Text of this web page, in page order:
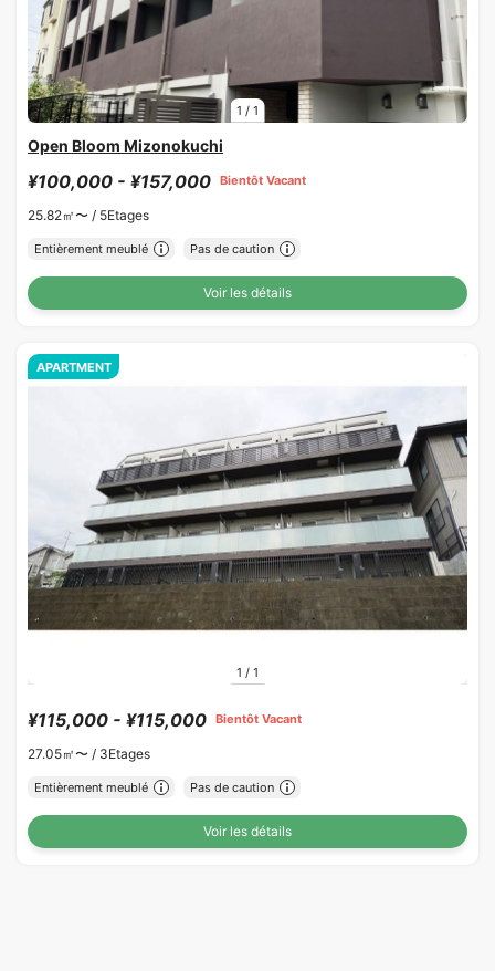
1 / 1
Open Bloom Mizonokuchi
¥100,000 - ¥157,000 Bientôt Vacant
25.82㎡〜 / 5Etages
Entièrement meublé Pas de caution
Voir les détails
1 / 1
APARTMENT
¥115,000 - ¥115,000 Bientôt Vacant
27.05㎡〜 / 3Etages
Entièrement meublé Pas de caution
Voir les détails